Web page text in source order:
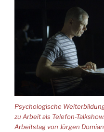
Psychologische
zu Arbeit als Telefon-
Arbeitstag von Jürgen